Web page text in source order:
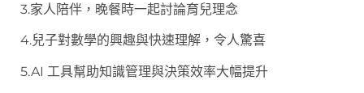
3.家人陪伴，晚餐時一起討論育兒理念
4.兒子對數學的興趣與快速理解，令人驚喜
5.AI 工具幫助知識管理與決策效率大幅提升